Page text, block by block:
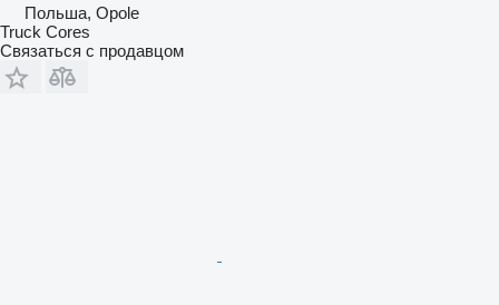
Польша, Opole
Truck Cores
Связаться с продавцом